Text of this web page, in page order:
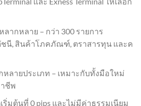
ากหลาย – กว่า 300 รายการ
ชนี, สินค้าโภคภัณฑ์, ตราสารทุน และค
ลายประเภท – เหมาะกับทั้งมือใหม่
ชีพ
ริ่มต้นที่ 0 pips และไม่มีค่าธรรมเนียม